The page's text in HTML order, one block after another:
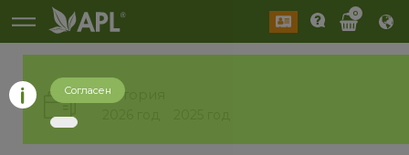
0
История
Согласен